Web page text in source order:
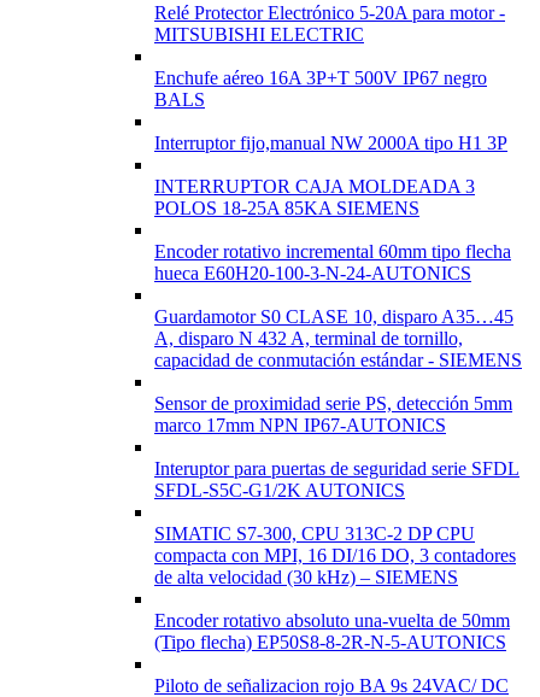
Relé Protector Electrónico 5-20A para motor -
MITSUBISHI ELECTRIC
Enchufe aéreo 16A 3P+T 500V IP67 negro
BALS
Interruptor fijo,manual NW 2000A tipo H1 3P
INTERRUPTOR CAJA MOLDEADA 3
POLOS 18-25A 85KA SIEMENS
Encoder rotativo incremental 60mm tipo flecha
hueca E60H20-100-3-N-24-AUTONICS
Guardamotor S0 CLASE 10, disparo A35…45
A, disparo N 432 A, terminal de tornillo,
capacidad de conmutación estándar - SIEMENS
Sensor de proximidad serie PS, detección 5mm
marco 17mm NPN IP67-AUTONICS
Interuptor para puertas de seguridad serie SFDL
SFDL-S5C-G1/2K AUTONICS
SIMATIC S7-300, CPU 313C-2 DP CPU
compacta con MPI, 16 DI/16 DO, 3 contadores
de alta velocidad (30 kHz) – SIEMENS
Encoder rotativo absoluto una-vuelta de 50mm
(Tipo flecha) EP50S8-8-2R-N-5-AUTONICS
Piloto de señalizacion rojo BA 9s 24VAC/ DC